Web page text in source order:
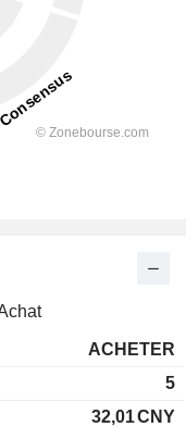
ACHETER
5
32,01CNY